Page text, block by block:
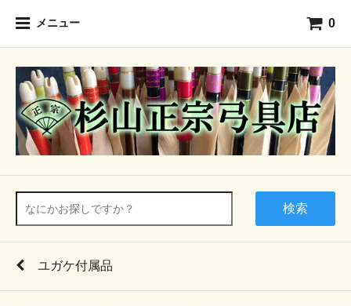
メニュー 0
検索
ユガケ付属品